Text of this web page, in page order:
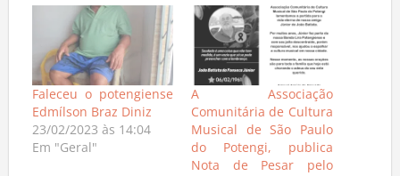
Faleceu o potengiense
Edmílson Braz Diniz
23/02/2023 às 14:04
Em "Geral"
A Associação
Comunitária de Cultura
Musical de São Paulo
do Potengi, publica
Nota de Pesar pelo